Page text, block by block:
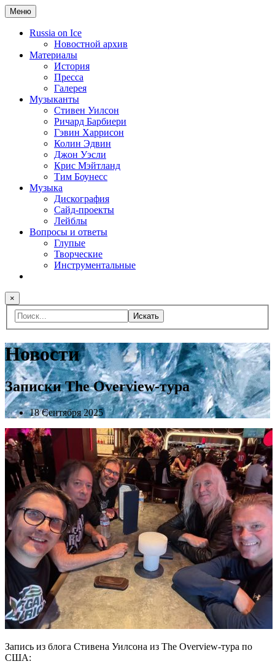
Меню
Russia on Ice
Новостной архив
Материалы
История
Пресса
Галерея
Музыканты
Стивен Уилсон
Ричард Барбиери
Гэвин Харрисон
Колин Эдвин
Джон Уэсли
Крис Мэйтланд
Тим Боунесс
Музыка
Дискография
Сайд-проекты
Лейблы
Вопросы и ответы
Глупые
Творческие
Инструментальные
×
Искать
Новости
Записки The Overview-тура
18 Сентября 2025
Запись из блога Стивена Уилсона из The Overview-тура по
США: